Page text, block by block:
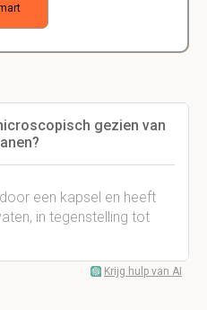
gezien van
een kapsel en heeft
in tegenstelling tot
Krijg hulp van AI